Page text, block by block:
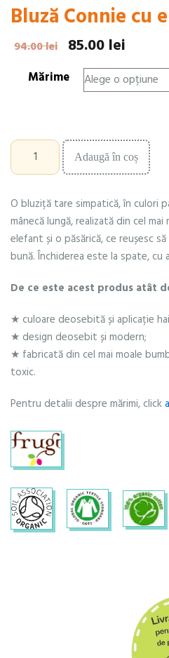
Bluză Connie cu
94.00lei
Prețul
inițial
a
85.00 lei
curent
este:
Mărime
Cantitate
Bluză
Connie
elefantul
isteț
Adaugă în coș
O bluziță tare simpatică, în culori
mânecă lungă, realizată din cel
elefant și o păsărică, ce reușesc
bună. Închiderea este la spate,
De ce este acest produs atât
★ culoare deosebită și aplicație
★ design deosebit și modern;
★ fabricată din cel mai moale
toxic.
Pentru detalii despre mărimi, click